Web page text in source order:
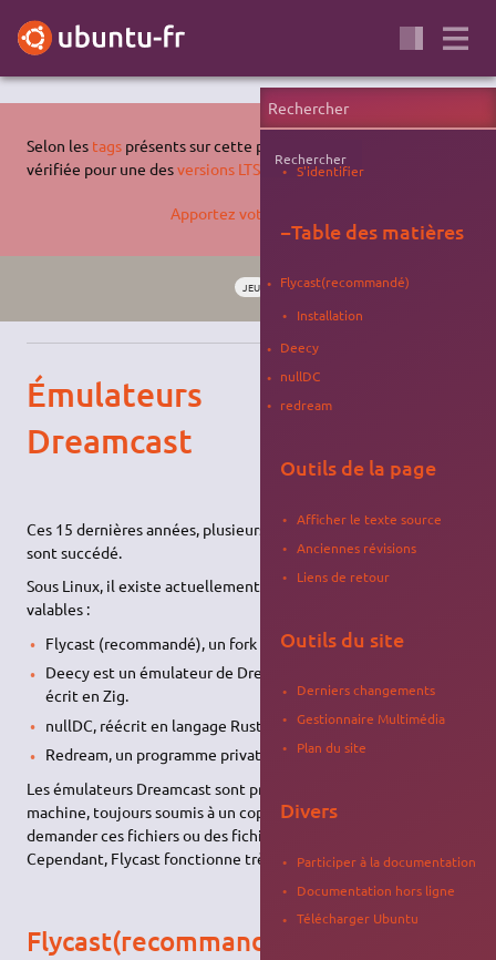
Selon les tags présents sur cette page, celle-ci n'a pas été
vérifiée pour une desversions LTS supportées d'Ubuntu
Apportez votre aide…
JEU ÉMULATEURS CONSOLE
Émulateurs
Dreamcast
Ces 15 dernières années, plusieurs émulateurs Dreamcast se
sont succédé.
Sous Linux, il existe actuellement 4 émulateurs natifs et
valables :
Flycast (recommandé), un fork actif de Reicast
Deecy est un émulateur de Dreamcast très expérimental
écrit en Zig.
nullDC, réécrit en langage Rust
Redream, un programme privateur.
Les émulateurs Dreamcast sont proposés sans le
machine, toujours soumis à un copyright. Il est donc inutile de
demander ces fichiers ou des fichiers de jeu sur ce site.
Cependant, Flycast fonctionne très bien sans.
Flycast(recommandé)
Rechercher
S'identifier
−Table des matières
Flycast(recommandé)
Installation
Deecy
nullDC
redream
Outils de la page
Afficher le texte source
Anciennes révisions
Liens de retour
Outils du site
Derniers changements
Gestionnaire Multimédia
Plan du site
Divers
Participer à la documentation
Documentation hors ligne
Télécharger Ubuntu